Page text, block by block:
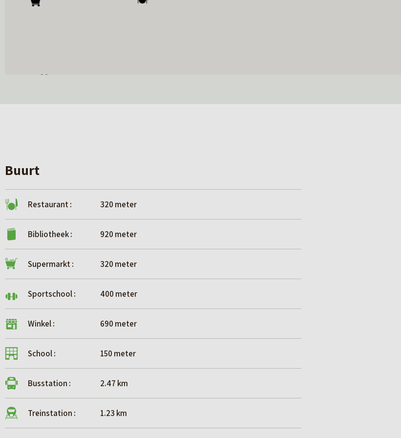
Buurt
Restaurant : 320 meter
Bibliotheek : 920 meter
Supermarkt : 320 meter
Sportschool : 400 meter
Winkel : 690 meter
School : 150 meter
Busstation : 2.47 km
Treinstation : 1.23 km